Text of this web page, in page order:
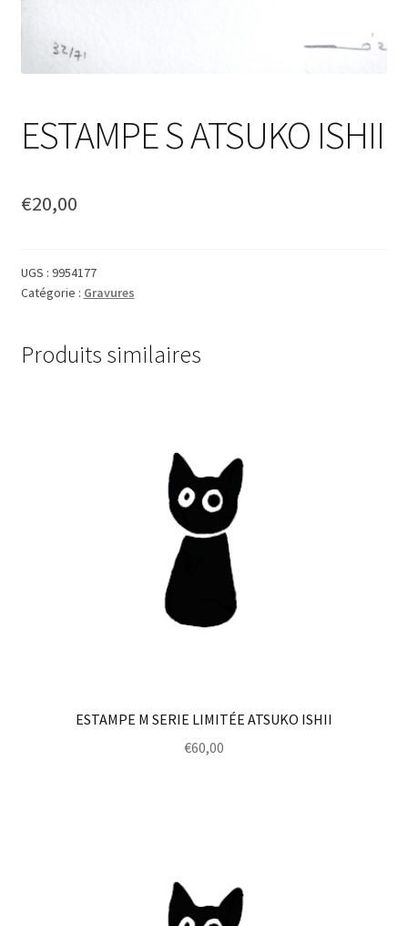
ESTAMPE S ATSUKO ISHII
€20,00
UGS : 9954177
Catégorie : Gravures
Produits similaires
ESTAMPE M SERIE LIMITÉE ATSUKO ISHII
€60,00